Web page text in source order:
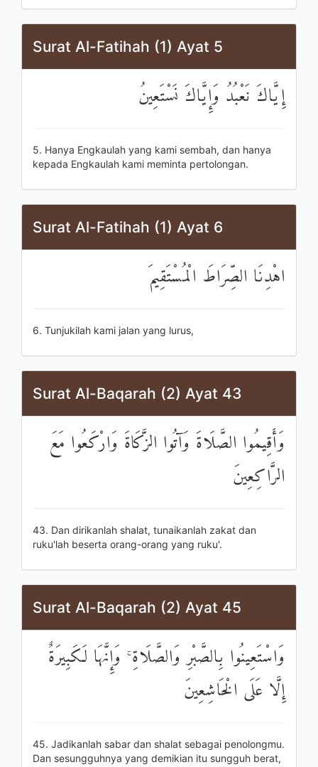
Surat Al-Fatihah (1) Ayat 5
إِيَّاكَ نَعْبُدُ وَإِيَّاكَ نَسْتَعِينُ
5. Hanya Engkaulah yang kami sembah, dan hanya
kepada Engkaulah kami meminta pertolongan.
Surat Al-Fatihah (1) Ayat 6
اهْدِنَا الصِّرَاطَ الْمُسْتَقِيمَ
6. Tunjukilah kami jalan yang lurus,
Surat Al-Baqarah (2) Ayat 43
وَأَقِيمُوا الصَّلَاةَ وَآتُوا الزَّكَاةَ وَارْكَعُوا مَعَ
الرَّاكِعِينَ
43. Dan dirikanlah shalat, tunaikanlah zakat dan
ruku'lah beserta orang-orang yang ruku'.
Surat Al-Baqarah (2) Ayat 45
وَاسْتَعِينُوا بِالصَّبْرِ وَالصَّلَاةِ ۚ وَإِنَّهَا لَكَبِيرَةٌ
إِلَّا عَلَى الْخَاشِعِينَ
45. Jadikanlah sabar dan shalat sebagai penolongmu.
Dan sesungguhnya yang demikian itu sungguh berat,